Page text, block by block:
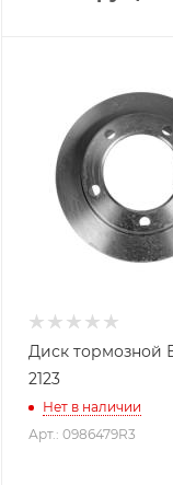
Диск тормозной
2123
Нет в наличии
Арт.: 0986479R3